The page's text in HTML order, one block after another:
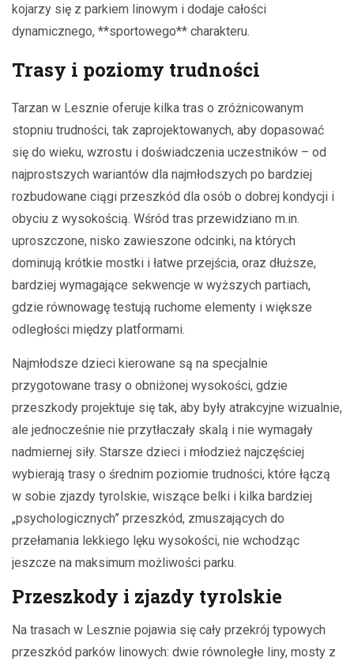
kojarzy się z parkiem linowym i dodaje całości
dynamicznego, **sportowego** charakteru.
Trasy i poziomy trudności
Tarzan w Lesznie oferuje kilka tras o zróżnicowanym
stopniu trudności, tak zaprojektowanych, aby dopasować
się do wieku, wzrostu i doświadczenia uczestników – od
najprostszych wariantów dla najmłodszych po bardziej
rozbudowane ciągi przeszkód dla osób o dobrej kondycji i
obyciu z wysokością. Wśród tras przewidziano m.in.
uproszczone, nisko zawieszone odcinki, na których
dominują krótkie mostki i łatwe przejścia, oraz dłuższe,
bardziej wymagające sekwencje w wyższych partiach,
gdzie równowagę testują ruchome elementy i większe
odległości między platformami.
Najmłodsze dzieci kierowane są na specjalnie
przygotowane trasy o obniżonej wysokości, gdzie
przeszkody projektuje się tak, aby były atrakcyjne wizualnie,
ale jednocześnie nie przytłaczały skalą i nie wymagały
nadmiernej siły. Starsze dzieci i młodzież najczęściej
wybierają trasy o średnim poziomie trudności, które łączą
w sobie zjazdy tyrolskie, wiszące belki i kilka bardziej
„psychologicznych” przeszkód, zmuszających do
przełamania lekkiego lęku wysokości, nie wchodząc
jeszcze na maksimum możliwości parku.
Przeszkody i zjazdy tyrolskie
Na trasach w Lesznie pojawia się cały przekrój typowych
przeszkód parków linowych: dwie równoległe liny, mosty z